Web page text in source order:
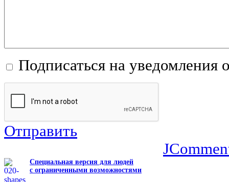
Подписаться на уведомления
Отправить
Специальная версия для людей
с ограниченными возможностями